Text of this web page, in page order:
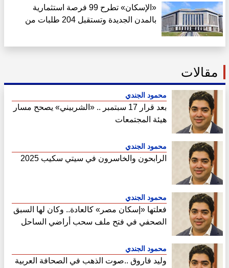
«الإسكان» تطرح 99 فرصة استثمارية
بالمدن الجديدة وتستقبل 204 طلبات من
مقالات
محمود الجندي
بعد قرار 17 سبتمبر .. «الشربيني» يصحح مسار
هيئة المجتمعات
محمود الجندي
الرابحون والخاسرون في سيتي سكيب 2025
محمود الجندي
فعلتها «إسكان مصر» كالعادة.. وكان لها السبق
الصحفي في فتح ملف سحب أراضي الساحل
محمود الجندي
وليد فاروق ..صوت الذهب في الصحافة العربية